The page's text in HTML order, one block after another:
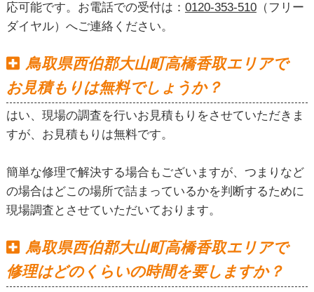
応可能です。お電話での受付は： 0120-353-510（フリー
ダイヤル）へご連絡ください。
鳥取県西伯郡大山町高橋香取エリアで
お見積もりは無料でしょうか？
はい、現場の調査を行いお見積もりをさせていただきま
すが、お見積もりは無料です。
簡単な修理で解決する場合もございますが、つまりなど
の場合はどこの場所で詰まっているかを判断するために
現場調査とさせていただいております。
鳥取県西伯郡大山町高橋香取エリアで
修理はどのくらいの時間を要しますか？